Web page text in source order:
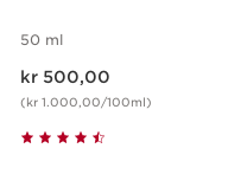
50 ml
kr 500,00
(kr 1.000,00/100ml)